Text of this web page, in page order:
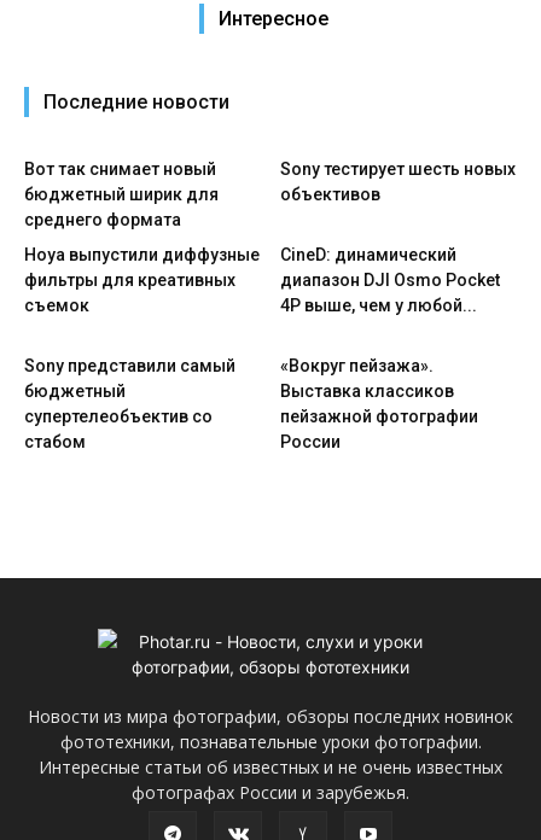
Интересное
Последние новости
Вот так снимает новый
бюджетный ширик для
среднего формата
Sony тестирует шесть новых
объективов
Hoya выпустили диффузные
фильтры для креативных
съемок
CineD: динамический
диапазон DJI Osmo Pocket
4P выше, чем у любой...
Sony представили самый
бюджетный
супертелеобъектив со
стабом
«Вокруг пейзажа».
Выставка классиков
пейзажной фотографии
России
Новости из мира фотографии, обзоры последних новинок
фототехники, познавательные уроки фотографии.
Интересные статьи об известных и не очень известных
фотографах России и зарубежья.